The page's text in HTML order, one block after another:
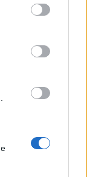
hiszünk a